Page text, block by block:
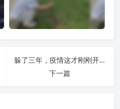
躲了三年，疫情这才刚刚开始
下一篇